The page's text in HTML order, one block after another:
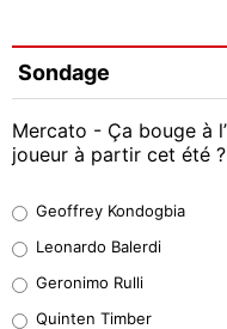
Sondage
Mercato - Ça bouge à
joueur à partir cet été ?
38%
32%
Geoffrey Kondogbia
Leonardo Balerdi
Geronimo Rulli
Quinten Timber